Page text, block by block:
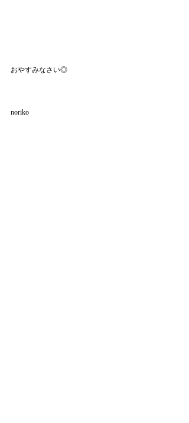
おやすみなさい◎
noriko